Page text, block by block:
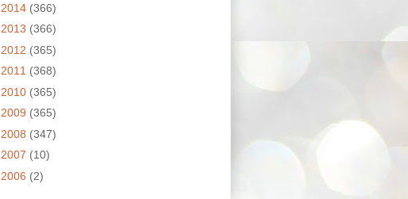
2014 (366)
2013 (366)
2012 (365)
2011 (368)
2010 (365)
2009 (365)
2008 (347)
2007 (10)
2006 (2)